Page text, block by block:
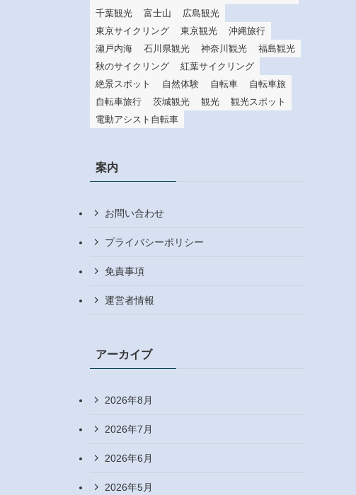
千葉観光
富士山
広島観光
東京サイクリング
東京観光
沖縄旅行
瀬戸内海
石川県観光 神奈川観光
福島観光
秋のサイクリング
紅葉サイクリング
絶景スポット
自然体験 自転車
自転車旅
自転車旅行
茨城観光 観光
観光スポット
電動アシスト自転車
案内
お問い合わせ
プライバシーポリシー
免責事項
運営者情報
アーカイブ
2026年8月
2026年7月
2026年6月
2026年5月